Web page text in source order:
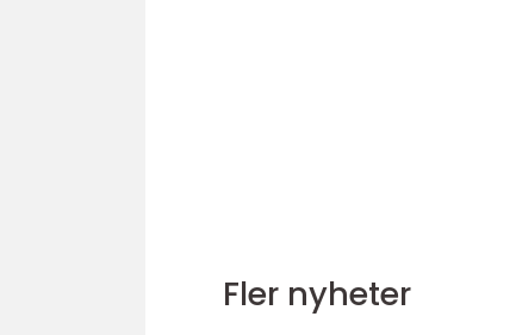
Fler nyheter